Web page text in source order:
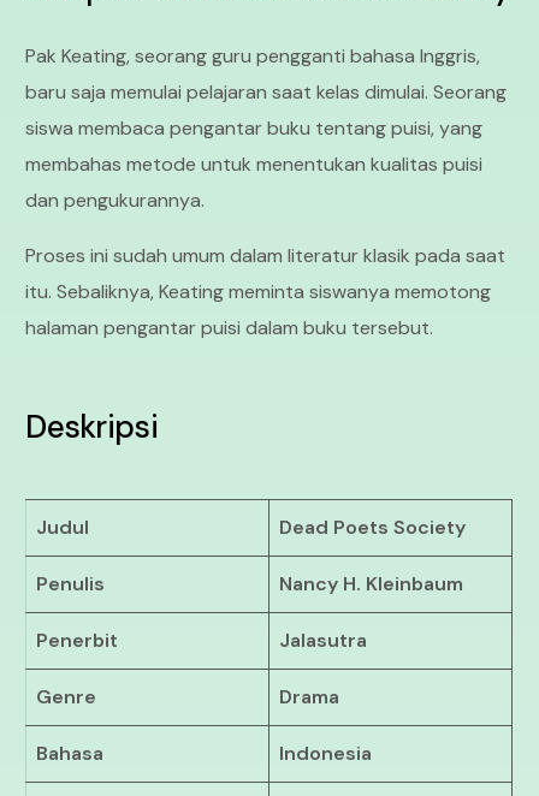
Pak Keating, seorang guru pengganti bahasa Inggris,
baru saja memulai pelajaran saat kelas dimulai. Seorang
siswa membaca pengantar buku tentang puisi, yang
membahas metode untuk menentukan kualitas puisi
dan pengukurannya.
Proses ini sudah umum dalam literatur klasik pada saat
itu. Sebaliknya, Keating meminta siswanya memotong
halaman pengantar puisi dalam buku tersebut.
Deskripsi
Judul Dead Poets Society
Penulis Nancy H. Kleinbaum
Penerbit Jalasutra
Genre Drama
Bahasa Indonesia